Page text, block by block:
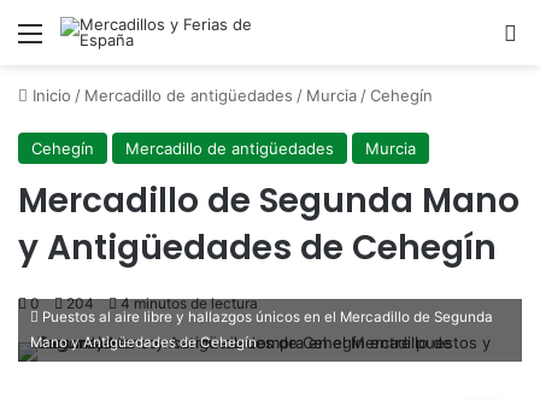
Menú
Inicio / Mercadillo de antigüedades / Murcia /Cehegín
Cehegín Mercadillo de antigüedades Murcia
Mercadillo de Segunda Mano
y Antigüedades de Cehegín
0 204 4 minutos de lectura
Puestos al aire libre y hallazgos únicos en el Mercadillo de Segunda
Mano y Antigüedades de Cehegín